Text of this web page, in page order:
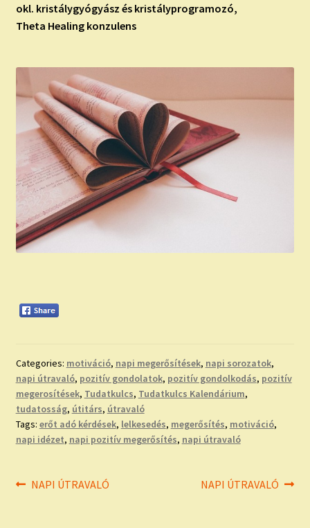
okl. kristálygyógyász és kristályprogramozó,
Theta Healing konzulens
Categories: motiváció, napi megerősítések, napi sorozatok,
napi útravaló, pozitív gondolatok, pozitív gondolkodás, pozitív
megerosítések, Tudatkulcs, Tudatkulcs Kalendárium,
tudatosság, útitárs, útravaló
Tags: erőt adó kérdések, lelkesedés, megerősítés, motiváció,
napi idézet, napi pozitív megerősítés, napi útravaló
Bejegyzés
Previous
NAPI ÚTRAVALÓ
Next
NAPI ÚTRAVALÓ